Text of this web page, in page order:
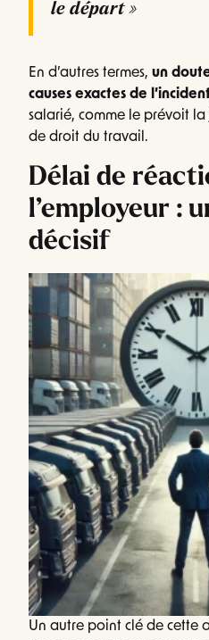
le départ »
En d’autres termes, un
causes exactes de l’incident
salarié, comme le prévoit
de droit du travail.
Délai de
l’employeur :
décisif
Un autre point clé de cette